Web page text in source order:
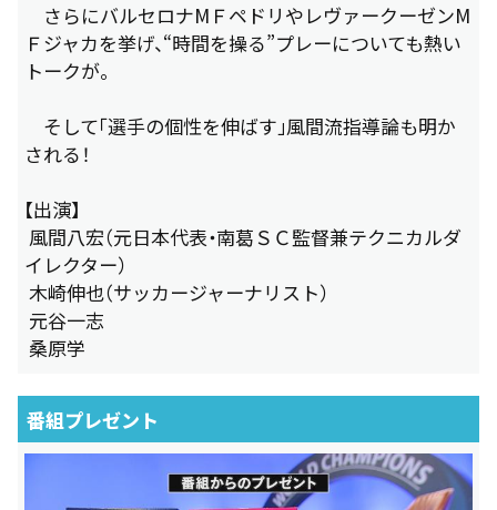
さらにバルセロナМＦペドリやレヴァークーゼンМ
Ｆジャカを挙げ、“時間を操る”プレーについても熱い
トークが。
そして「選手の個性を伸ばす」風間流指導論も明か
される！
【出演】
風間八宏（元日本代表・南葛ＳＣ監督兼テクニカルダ
イレクター）
木崎伸也（サッカージャーナリスト）
元谷一志
桑原学
番組プレゼント